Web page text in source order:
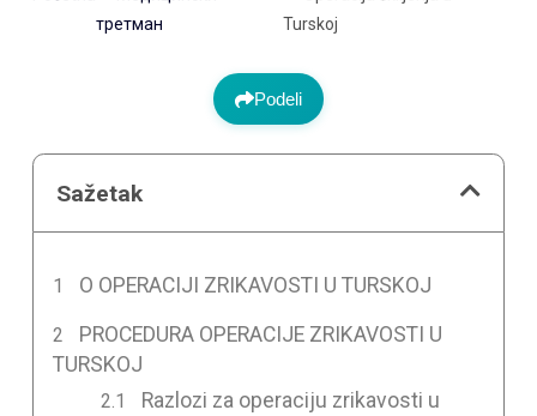
третман
Turskoj
Podeli
Sažetak
O OPERACIJI ZRIKAVOSTI U TURSKOJ
PROCEDURA OPERACIJE ZRIKAVOSTI U
TURSKOJ
Razlozi za operaciju zrikavosti u